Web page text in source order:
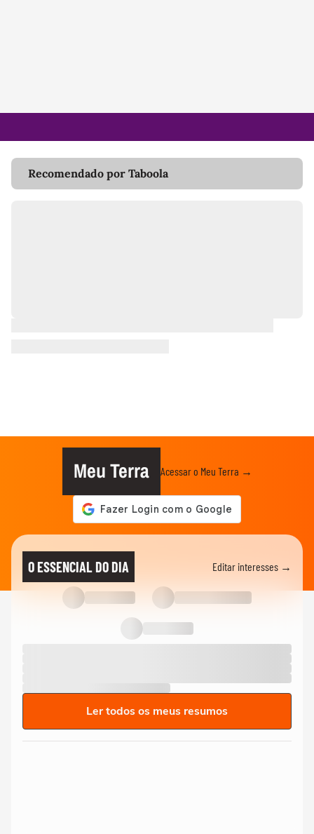
Recomendado por Taboola
Meu Terra Acessar o Meu Terra →
O ESSENCIAL DO DIA Editar interesses →
Ler todos os meus resumos